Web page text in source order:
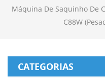
Máquina De Saquinho De
C88W
CATEGORIAS